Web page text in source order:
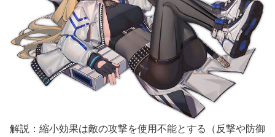
解説：縮小効果は敵の攻撃を使用不能とする（反撃や防御